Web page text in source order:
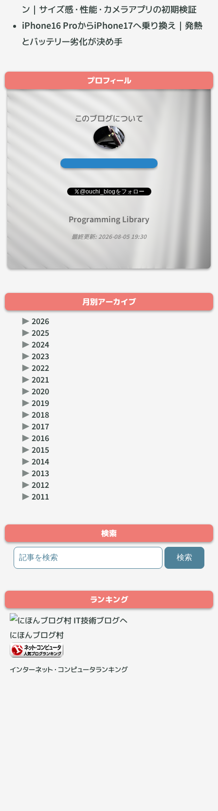
ン｜サイズ感・性能・カメラアプリの初期検証
iPhone16 ProからiPhone17へ乗り換え｜発熱
とバッテリー劣化が決め手
プロフィール
最終更新:2026-08-05 19:30
Programming Library
@ouchi_blogをフォロー
このブログについて
月別アーカイブ
▶ 2026
▶ 2025
▶ 2024
▶ 2023
▶ 2022
▶ 2021
▶ 2020
▶ 2019
▶ 2018
▶ 2017
▶ 2016
▶ 2015
▶ 2014
▶ 2013
▶ 2012
▶ 2011
検索
ランキング
にほんブログ村
インターネット・コンピュータランキング